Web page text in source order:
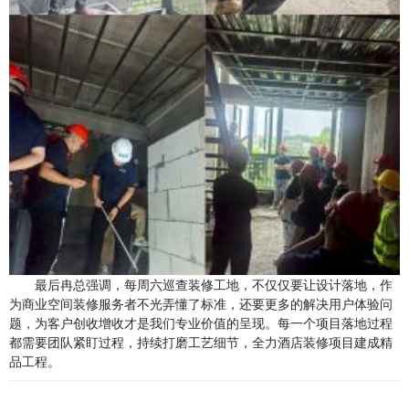
最后冉总强调，每周六巡查装修工地，不仅仅要让设计落地，作
为商业空间装修服务者不光弄懂了标准， 还要更多的解决用户体验问
题，为客户创收增收才是我们专业价值的呈现。每一个项目落地过程
都需要团队紧盯过程 ， 持续打磨工艺细节，全力酒店装修项目建成精
品工程。